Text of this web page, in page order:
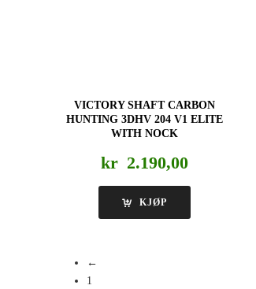
VICTORY SHAFT CARBON
HUNTING 3DHV 204 V1 ELITE
WITH NOCK
kr 2.190,00
KJØP
←
1